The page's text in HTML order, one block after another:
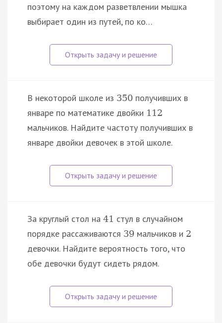
поэтому на каждом разветвлении мышка
выбирает один из путей, по ко…
В некоторой школе из 350 получивших в
январе по математике двойки 112
мальчиков. Найдите частоту получивших в
январе двойки девочек в этой школе.
За круглый стол на 41 стул в случайном
порядке рассаживаются 39 мальчиков и 2
девочки. Найдите вероятность того, что
обе девочки будут сидеть рядом.